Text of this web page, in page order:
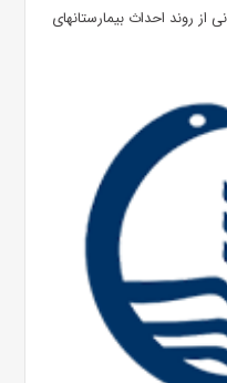
از روند احداث بیمارستانهای